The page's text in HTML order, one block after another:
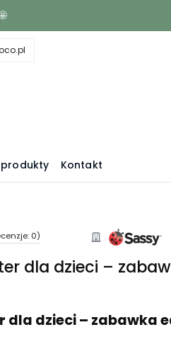
Kontakt
0)
dla dzieci –
dla dzieci – zabawka